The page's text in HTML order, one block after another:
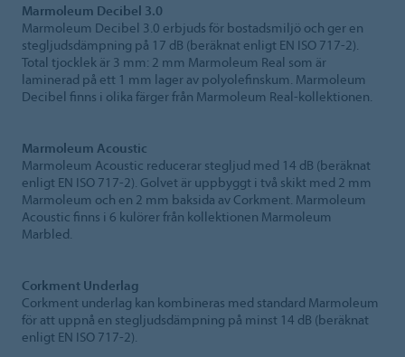
Marmoleum Decibel 3.0
Marmoleum Decibel 3.0 erbjuds för bostadsmiljö och ger en
stegljudsdämpning på 17 dB (beräknat enligt EN ISO 717-2).
Total tjocklek är 3 mm: 2 mm Marmoleum Real som är
laminerad på ett 1 mm lager av polyolefinskum. Marmoleum
Decibel finns i olika färger från Marmoleum Real-kollektionen.
Marmoleum Acoustic
Marmoleum Acoustic reducerar stegljud med 14 dB (beräknat
enligt EN ISO 717-2). Golvet är uppbyggt i två skikt med 2 mm
Marmoleum och en 2 mm baksida av Corkment. Marmoleum
Acoustic finns i 6 kulörer från kollektionen Marmoleum
Marbled.
Corkment Underlag
Corkment underlag kan kombineras med standard Marmoleum
för att uppnå en stegljudsdämpning på minst 14 dB (beräknat
enligt EN ISO 717-2).